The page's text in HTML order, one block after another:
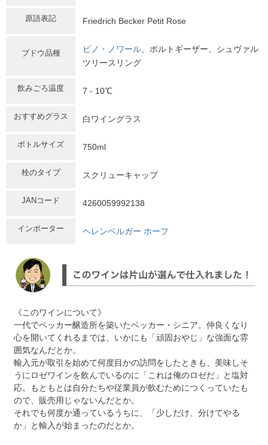
原語表記 Friedrich Becker Petit Rose
ブドウ品種 ピノ・ノワール 、ポルトギーザー、シュヴァル
ツリースリング
飲みごろ温度 7 - 10℃
おすすめグラス 白ワイングラス
ボトルサイズ 750ml
栓のタイプ スクリューキャップ
JANコード 4260059992138
インポーター ヘレンベルガー ホーフ
《このワインについて》
一代でベッカー醸造所を築いたベッカー・シニア。仲良くなり
心を開いてくれるまでは、いかにも「頑固おやじ」な強面な雰
囲気なんだとか。
輸入元が取引を始めて何度目かの訪問をしたときも、美味しそ
うにロゼワインを飲んでいるのに「これは俺のロゼだ」と塩対
応。もともとは自分たちや従業員が飲むためにつくっていたも
ので、販売用じゃないんだとか。
それでも何度か通っているうちに、「少しだけ、分けてやる
か」と輸入が始まったのだとか。